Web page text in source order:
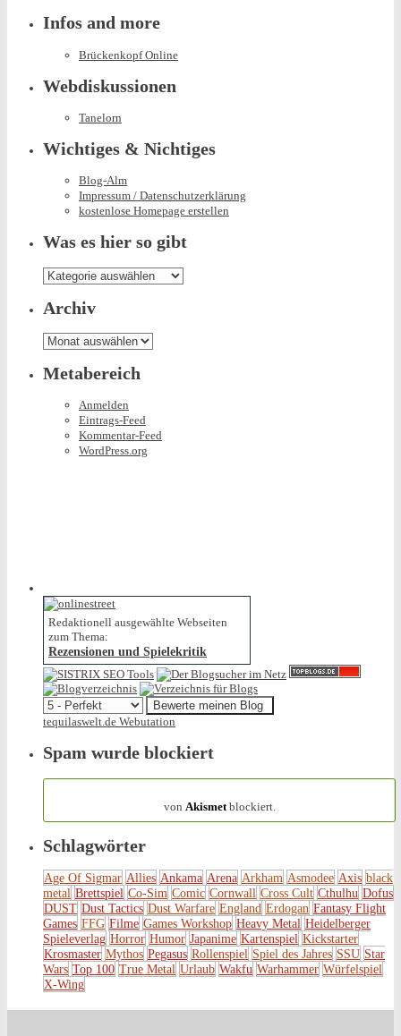
Infos and more
Brückenkopf Online
Webdiskussionen
Tanelorn
Wichtiges & Nichtiges
Blog-Alm
Impressum / Datenschutzerklärung
kostenlose Homepage erstellen
Was es hier so gibt
Was
es
hier
so
gibt
Archiv
Archiv
Metabereich
Anmelden
Eintrags-Feed
Kommentar-Feed
WordPress.org
Redaktionell ausgewählte Webseiten
zum Thema:
Rezensionen und Spielekritik
tequilaswelt.de Webutation
Spam wurde blockiert
von Akismetblockiert.
Schlagwörter
Age Of Sigmar Allies Ankama Arena Arkham Asmodee Axis black
metal Brettspiel Co-Sim Comic Cornwall Cross Cult Cthulhu Dofus
DUST Dust Tactics Dust Warfare England Erdogan Fantasy Flight
Games FFG Filme Games Workshop Heavy Metal Heidelberger
Spieleverlag Horror Humor Japanime Kartenspiel Kickstarter
Krosmaster Mythos Pegasus Rollenspiel Spiel des Jahres SSU Star
Wars Top 100 True Metal Urlaub Wakfu Warhammer Würfelspiel
X-Wing